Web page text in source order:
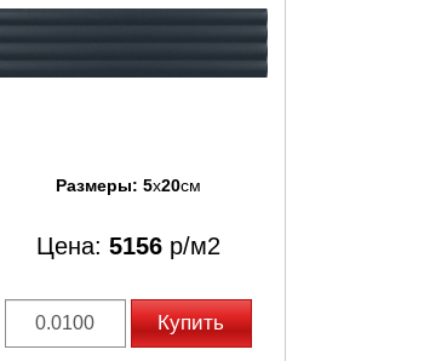
Размеры: 5x20см
Цена: 5156р/м2
Купить